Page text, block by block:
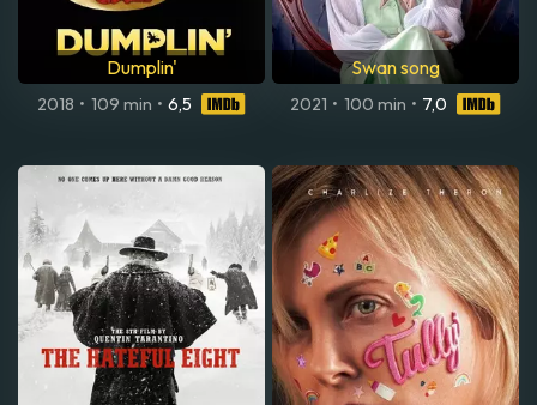
Dumplin'
2018 • 109 min • 6,5
Swan song
2021 • 100 min • 7,0